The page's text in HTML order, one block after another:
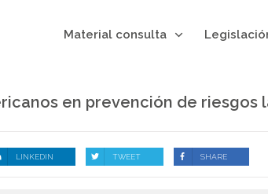
Material consulta
en prevención de riesgos
LINKEDIN TWEET SHARE